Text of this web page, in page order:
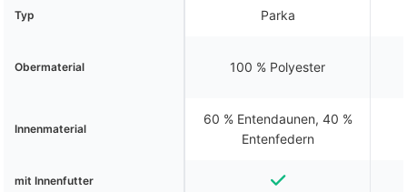
Typ Parka
Obermaterial 100 % Polyester
Innenmaterial
60 % Entendaunen, 40 %
Entenfedern
mit Innenfutter